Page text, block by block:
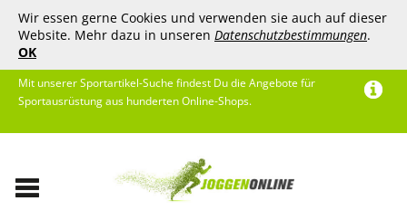
Wir essen gerne Cookies und verwenden sie auch auf dieser
Website. Mehr dazu in unseren Datenschutzbestimmungen.
OK
Mit unserer Sportartikel-Suche findest Du die Angebote für
Sportausrüstung aus hunderten Online-Shops.